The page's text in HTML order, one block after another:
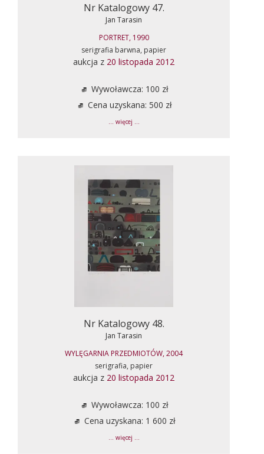
Nr Katalogowy 47.
Jan Tarasin
PORTRET, 1990
serigrafia barwna, papier
aukcja z 20 listopada 2012
Wywoławcza: 100 zł
Cena uzyskana: 500 zł
... więcej ...
Nr Katalogowy 48.
Jan Tarasin
WYLĘGARNIA PRZEDMIOTÓW, 2004
serigrafia, papier
aukcja z 20 listopada 2012
Wywoławcza: 100 zł
Cena uzyskana: 1 600 zł
... więcej ...